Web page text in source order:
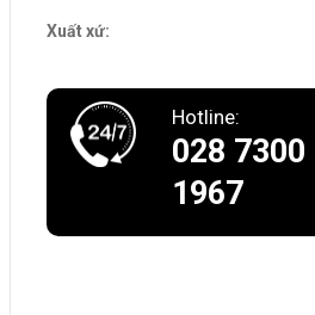
Xuất xứ:
Hotline:
028 7300
1967